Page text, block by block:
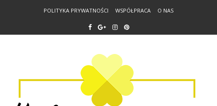
POLITYKA PRYWATNOŚCI WSPÓŁPRACA O NAS